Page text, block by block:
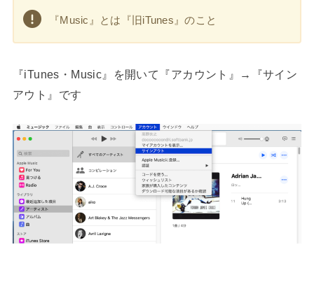
『Music』とは『旧iTunes』のこと
『iTunes・Music』を開いて『アカウント』→『サイン
アウト』です